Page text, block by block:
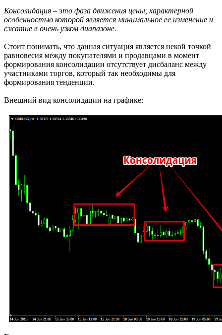
Консолидация – это фаза движения цены, характерной
особенностью которой является минимальное ее изменение и
сжатие в очень узком диапазоне.
Стоит понимать, что данная ситуация является некой точкой
равновесия между покупателями и продавцами в момент
формирования консолидации отсутствует дисбаланс между
участниками торгов, который так необходимы для
формирования тенденции.
Внешний вид консолидации на графике: